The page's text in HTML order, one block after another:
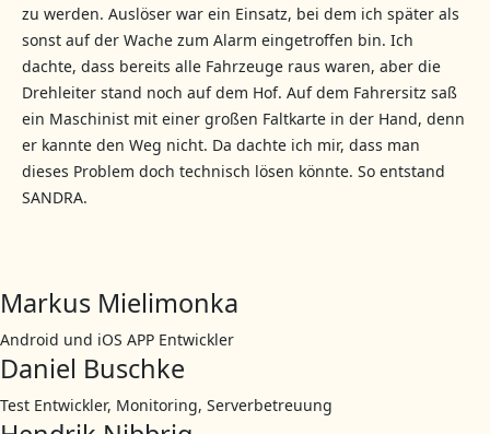
zu werden. Auslöser war ein Einsatz, bei dem ich später als
sonst auf der Wache zum Alarm eingetroffen bin. Ich
dachte, dass bereits alle Fahrzeuge raus waren, aber die
Drehleiter stand noch auf dem Hof. Auf dem Fahrersitz saß
ein Maschinist mit einer großen Faltkarte in der Hand, denn
er kannte den Weg nicht. Da dachte ich mir, dass man
dieses Problem doch technisch lösen könnte. So entstand
SANDRA.
Markus Mielimonka
Android und iOS APP Entwickler
Daniel Buschke
Test Entwickler, Monitoring, Serverbetreuung